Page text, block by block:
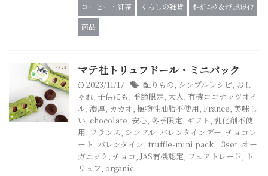
コーヒー・紅茶 くらしの雑貨
ｵｰｶﾞﾆｯｸ＆ﾅﾁｭﾗﾙﾗｲﾌ
商品
マテ社トリュフドール・ミニパック
2023/11/17 配りもの, シンプルレシピ, おし
ゃれ, 子供にも , 季節限定, 大人, 有機ココナッツオイ
ル, 濃厚, カカオ, 植物性油脂不使用, France, 美味し
い, chocolate, 安心, 冬季限定, ギフト, 乳化剤不使
用, フランス, シンプル, バレンタインデー, チョコレ
ート, バレンタイン, truffle-mini pack 3set, オー
ガニック, チョコ, JAS有機認定, フェアトレード, ト
リュフ, organic